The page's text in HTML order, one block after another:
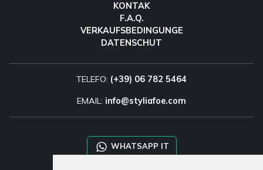
KONTAK
F.A.Q.
VERKAUFSBEDINGUNGE
DATENSCHUT
TELEFO: (+39) 06 782 5464
EMAIL: info@styliafoe.com
WHATSAPP IT